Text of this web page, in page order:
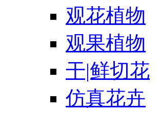
观花植物
观果植物
干|鲜切花
仿真花卉